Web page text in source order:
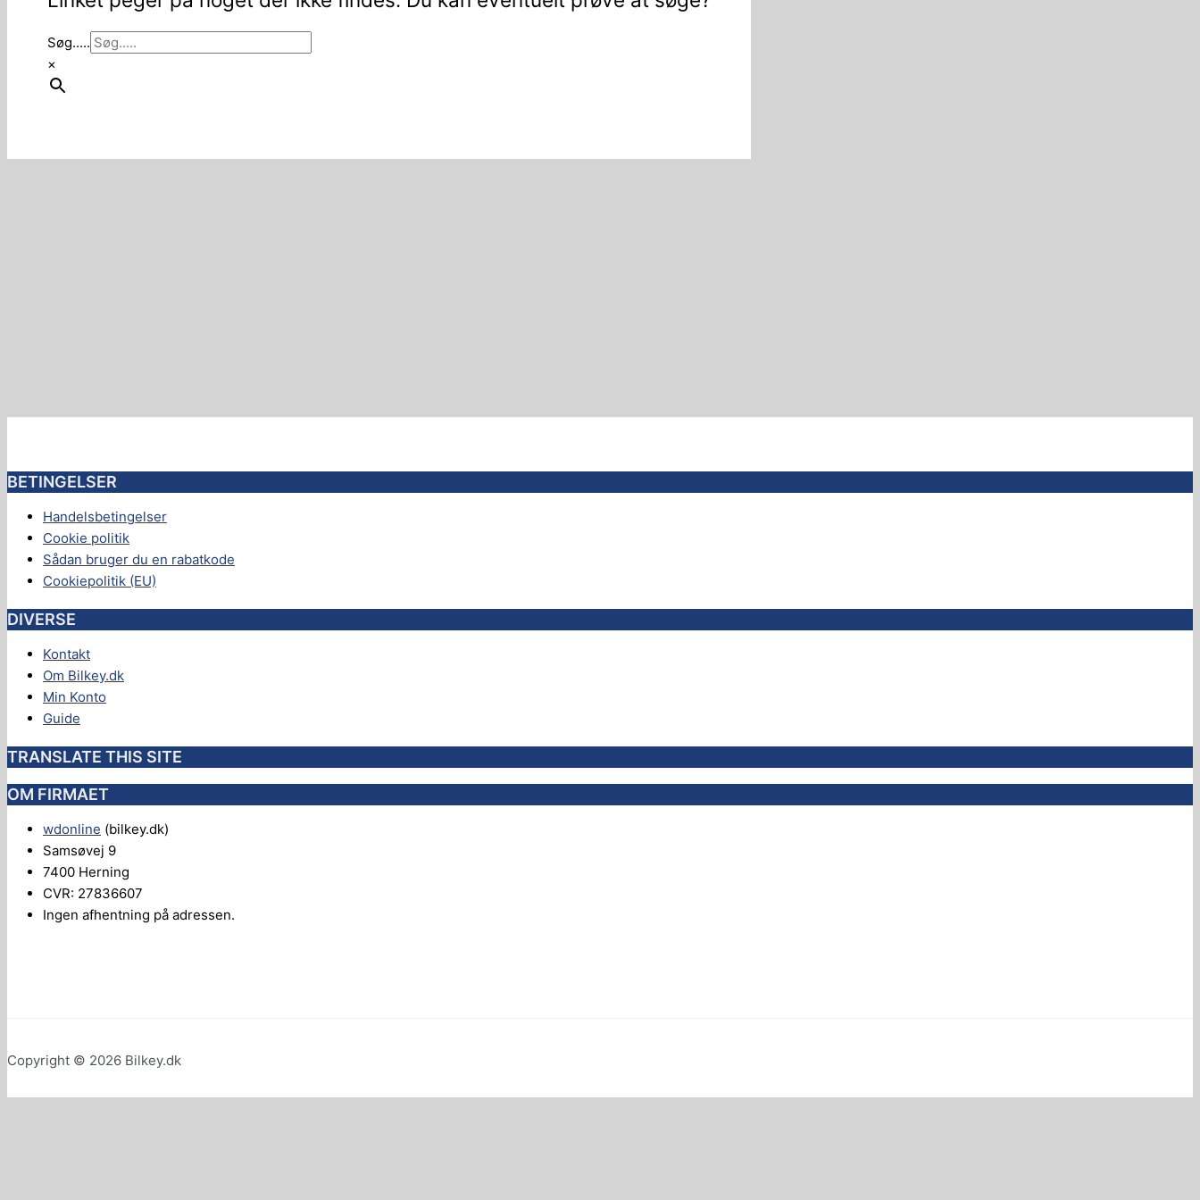
Søg.....
×
BETINGELSER
Handelsbetingelser
Cookie politik
Sådan bruger du en rabatkode
Cookiepolitik (EU)
DIVERSE
Kontakt
Om Bilkey.dk
Min Konto
Guide
TRANSLATE THIS SITE
OM FIRMAET
wdonline (bilkey.dk)
Samsøvej 9
7400 Herning
CVR: 27836607
Ingen afhentning på adressen.
Copyright © 2026 Bilkey.dk